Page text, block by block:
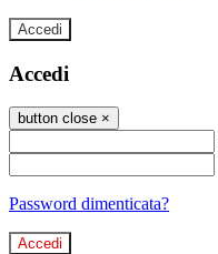
Accedi
Accedi
button close ×
Password dimenticata?